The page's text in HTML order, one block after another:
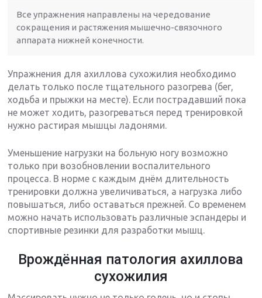
Все упражнения направлены на чередование
сокращения и растяжения мышечно-связочного
аппарата нижней конечности.
Упражнения для ахиллова сухожилия необходимо
делать только после тщательного разогрева (бег,
ходьба и прыжки на месте). Если пострадавший пока
не может ходить, разогреваться перед тренировкой
нужно растирая мышцы ладонями.
Уменьшение нагрузки на больную ногу возможно
только при возобновлении воспалительного
процесса. В норме с каждым днём длительность
тренировки должна увеличиваться, а нагрузка либо
повышаться, либо оставаться прежней. Со временем
можно начать использовать различные эспандеры и
спортивные резинки для разработки мышц.
Врождённая патология ахиллова
сухожилия